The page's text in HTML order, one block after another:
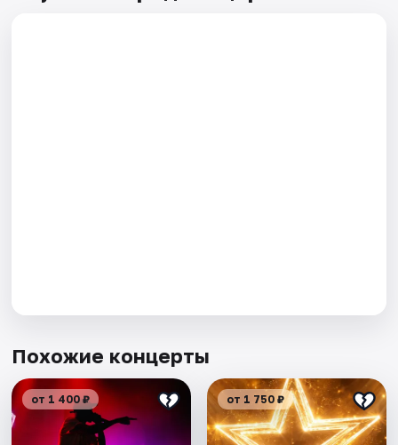
Похожие концерты
от 1 400 ₽ от 1 750 ₽